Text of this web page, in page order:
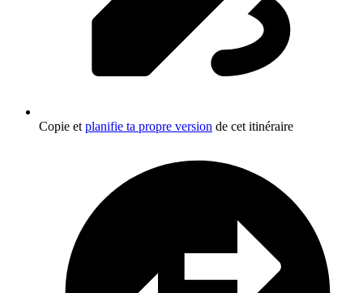
Copie et planifie ta propre version de cet itinéraire